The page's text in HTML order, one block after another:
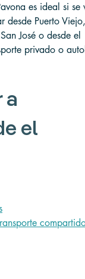
es ideal si se
desde Puerto
José o desde el
privado o
a
el